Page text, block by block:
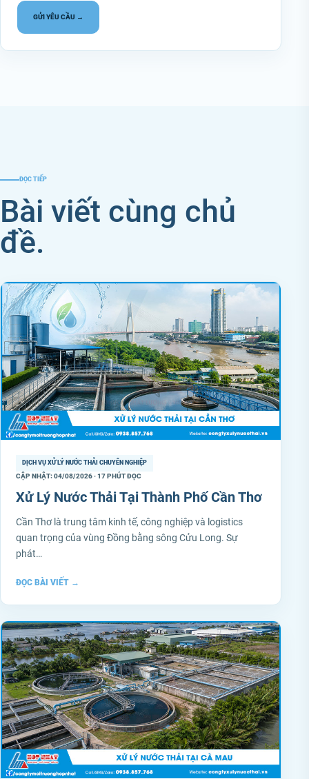
GỬI YÊU CẦU →
ĐỌC TIẾP
Bài viết cùng chủ
đề.
DỊCH VỤ XỬ LÝ NƯỚC THẢI CHUYÊN NGHIỆP
CẬP NHẬT: 04/08/2026 · 17 PHÚT ĐỌC
Xử Lý Nước Thải Tại Thành Phố Cần Thơ
Cần Thơ là trung tâm kinh tế, công nghiệp và logistics
quan trọng của vùng Đồng bằng sông Cửu Long. Sự
phát…
ĐỌC BÀI VIẾT →